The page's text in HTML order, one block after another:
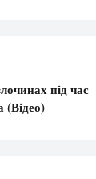
під час
(Відео)